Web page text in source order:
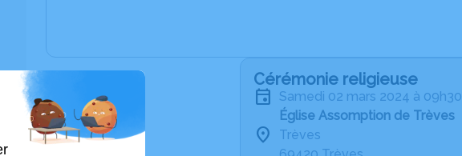
Cérémonie religieuse
samedi 02 mars 2024 à 09h30
Église Assomption de Trèves
Trèves